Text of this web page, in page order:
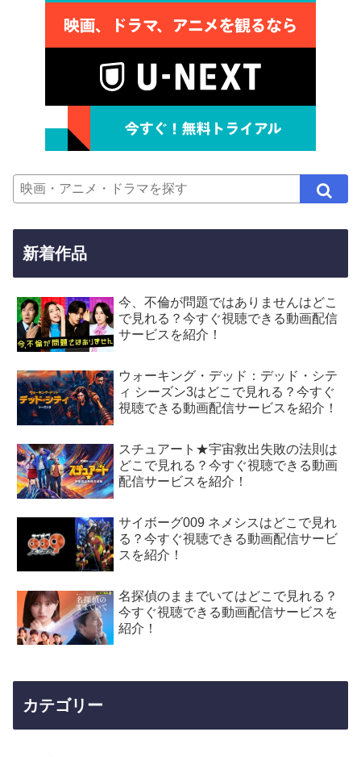
新着作品
今、不倫が問題ではありませんはどこ
で見れる？今すぐ視聴できる動画配信
サービスを紹介！
ウォーキング・デッド：デッド・シテ
ィ シーズン3はどこで見れる？今すぐ
視聴できる動画配信サービスを紹介！
スチュアート★宇宙救出失敗の法則は
どこで見れる？今すぐ視聴できる動画
配信サービスを紹介！
サイボーグ009 ネメシスはどこで見れ
る？今すぐ視聴できる動画配信サービ
スを紹介！
名探偵のままでいてはどこで見れる？
今すぐ視聴できる動画配信サービスを
紹介！
カテゴリー